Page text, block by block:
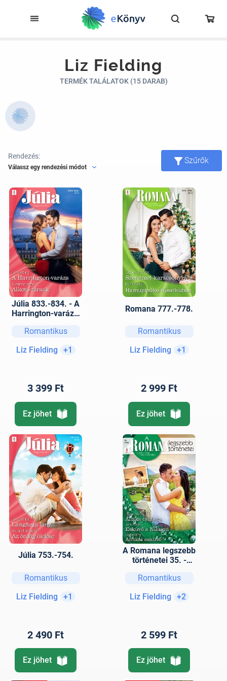
Liz Fielding
TERMÉK TALÁLATOK (15 DARAB)
Rendezés:
Válassz egy rendezési módot
Szűrők
Júlia 833.-834. - A
Harrington-varázs;
Romantikus
Liz Fielding
+1
3 399 Ft
Ez jöhet
Romana 777.-778.
Romantikus
Liz Fielding
+1
2 999 Ft
Ez jöhet
Júlia 753.-754.
Romantikus
Liz Fielding
+1
2 490 Ft
Ez jöhet
A Romana legszebb
történetei 35. -
Esküvő a Níluson;
Romantikus
Liz Fielding
+2
2 599 Ft
Ez jöhet